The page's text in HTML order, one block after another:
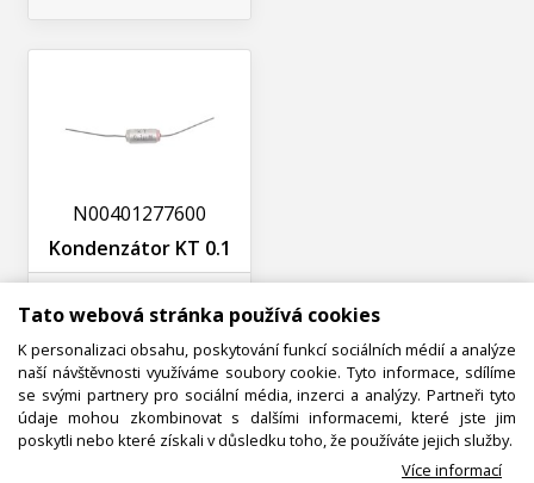
Tato webová stránka používá cookies
K personalizaci obsahu, poskytování funkcí sociálních médií a analýze
naší návštěvnosti využíváme soubory cookie. Tyto informace, sdílíme
se svými partnery pro sociální média, inzerci a analýzy. Partneři tyto
údaje mohou zkombinovat s dalšími informacemi, které jste jim
poskytli nebo které získali v důsledku toho, že používáte jejich služby.
Více informací
N00401277600
Kondenzátor KT 0.1
Ihned k odeslání
Skladem na prodejně 2 ks
2,06 Kč s DPH
1,70 Kč bez DPH
ks